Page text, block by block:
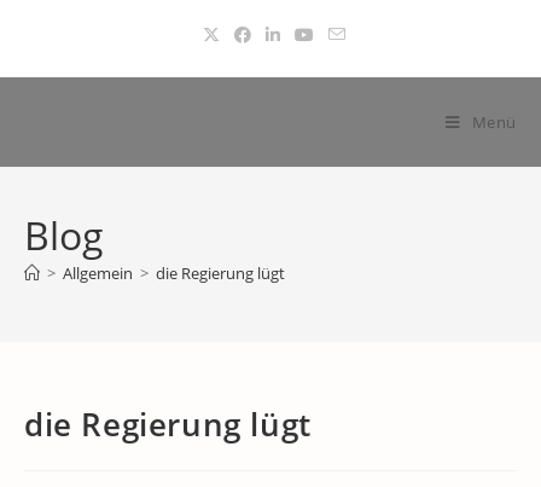
springen
Menü
Blog
> Allgemein > die Regierung lügt
die Regierung lügt